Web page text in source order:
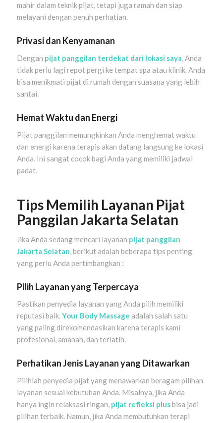
mahir dalam teknik pijat, tetapi juga ramah dan siap
melayani dengan penuh perhatian.
Privasi dan Kenyamanan
Dengan pijat panggilan terdekat dari lokasi saya, Anda
tidak perlu lagi repot pergi ke tempat spa atau klinik. Anda
bisa menikmati pijat di rumah dengan suasana yang lebih
santai.
Hemat Waktu dan Energi
Pijat panggilan memungkinkan Anda menghemat waktu
dan energi karena terapis akan datang langsung ke lokasi
Anda. Ini sangat cocok bagi Anda yang memiliki jadwal
padat.
Tips Memilih Layanan Pijat
Panggilan Jakarta Selatan
Jika Anda sedang mencari layanan pijat panggilan
Jakarta Selatan , berikut adalah beberapa tips penting
yang perlu Anda pertimbangkan :
Pilih Layanan yang Terpercaya
Pastikan penyedia layanan yang Anda pilih memiliki
reputasi baik.Your Body Massage adalah salah satu
yang paling direkomendasikan karena terapis kami
profesional, amanah, dan terlatih.
Perhatikan Jenis Layanan yang Ditawarkan
Pilihlah penyedia pijat yang menawarkan beragam pilihan
layanan sesuai kebutuhan Anda. Misalnya, jika Anda
hanya ingin relaksasi ringan, pijat refleksi plusbisa jadi
pilihan terbaik. Namun, jika Anda membutuhkan terapi